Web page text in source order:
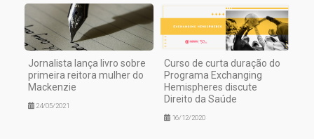
Jornalista lança livro sobre
primeira reitora mulher do
Mackenzie
24/05/2021
Curso de curta duração do
Programa Exchanging
Hemispheres discute
Direito da Saúde
16/12/2020